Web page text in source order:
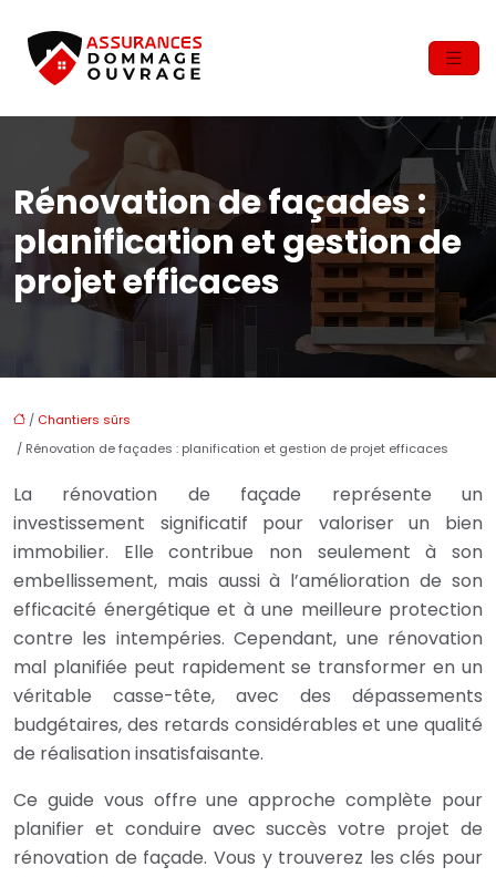
Rénovation de façades :
planification et gestion de
projet efficaces
/ Chantiers sûrs
/ Rénovation de façades : planification et gestion de projet efficaces
La rénovation de façade représente un
investissement significatif pour valoriser un bien
immobilier. Elle contribue non seulement à son
embellissement, mais aussi à l’amélioration de son
efficacité énergétique et à une meilleure protection
contre les intempéries. Cependant, une rénovation
mal planifiée peut rapidement se transformer en un
véritable casse-tête, avec des dépassements
budgétaires, des retards considérables et une qualité
de réalisation insatisfaisante.
Ce guide vous offre une approche complète pour
planifier et conduire avec succès votre projet de
rénovation de façade. Vous y trouverez les clés pour